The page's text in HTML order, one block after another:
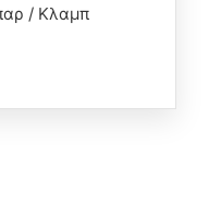
/ Κλαμπ